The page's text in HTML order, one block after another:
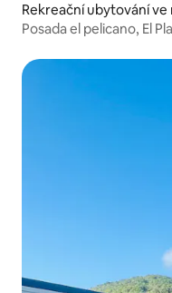
Rekreační ubytování
Posada el pelicano, El